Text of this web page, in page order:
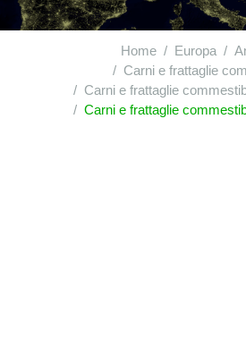
Home Europa
Carni e frattaglie
Carni e frattaglie commestibili : altre carni e frattaglie
Carni e frattaglie commestibili : altre carni e frattaglie commestibili,